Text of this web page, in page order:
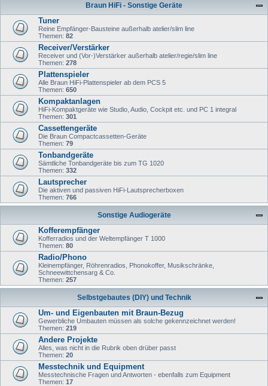
Braun HiFi - Sonstige Geräte
Tuner
Reine Empfänger-Bausteine außerhalb atelier/slim line
Themen: 82
Receiver/Verstärker
Receiver und (Vor-)Verstärker außerhalb atelier/regie/slim line
Themen: 278
Plattenspieler
Alle Braun HiFi-Plattenspieler ab dem PCS 5
Themen: 650
Kompaktanlagen
HiFi-Kompaktgeräte wie Studio, Audio, Cockpit etc. und PC 1 integral
Themen: 301
Cassettengeräte
Die Braun Compactcassetten-Geräte
Themen: 79
Tonbandgeräte
Sämtliche Tonbandgeräte bis zum TG 1020
Themen: 332
Lautsprecher
Die aktiven und passiven HiFi-Lautsprecherboxen
Themen: 766
Sonstige Audiogeräte
Kofferempfänger
Kofferradios und der Weltempfänger T 1000
Themen: 80
Radio/Phono
Kleinempfänger, Röhrenradios, Phonokoffer, Musikschränke,
Schneewittchensarg & Co.
Themen: 257
Selbstgebautes (DIY) und Technik
Um- und Eigenbauten mit Braun-Bezug
Gewerbliche Umbauten müssen als solche gekennzeichnet werden!
Themen: 219
Andere Projekte
Alles, was nicht in die Rubrik oben drüber passt
Themen: 20
Messtechnik und Equipment
Messtechnische Fragen und Antworten - ebenfalls zum Equipment
Themen: 17